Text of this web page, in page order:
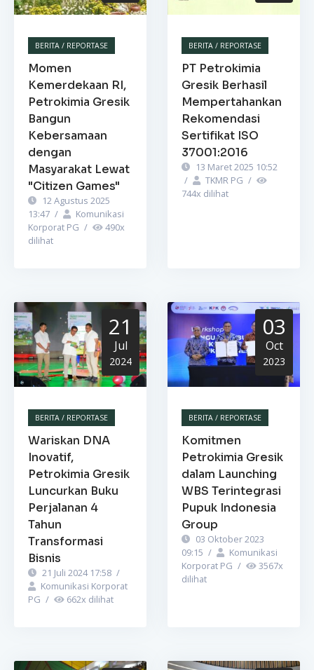
BERITA / REPORTASE
Momen
Kemerdekaan RI,
Petrokimia Gresik
Bangun
Kebersamaan
dengan
Masyarakat Lewat
"Citizen Games"
12 Agustus 2025
13:47 /
Komunikasi
Korporat PG / 490x
dilihat
BERITA / REPORTASE
PT Petrokimia
Gresik Berhasil
Mempertahankan
Rekomendasi
Sertifikat ISO
37001:2016
13 Maret 2025 10:52
/
TKMR PG /
744x dilihat
21
Jul
2024
BERITA / REPORTASE
Wariskan DNA
Inovatif,
Petrokimia Gresik
Luncurkan Buku
Perjalanan 4
Tahun
Transformasi
Bisnis
21 Juli 2024 17:58 /
Komunikasi Korporat
PG / 662x dilihat
03
Oct
2023
BERITA / REPORTASE
Komitmen
Petrokimia Gresik
dalam Launching
WBS Terintegrasi
Pupuk Indonesia
Group
03 Oktober 2023
09:15 /
Komunikasi
Korporat PG / 3567x
dilihat